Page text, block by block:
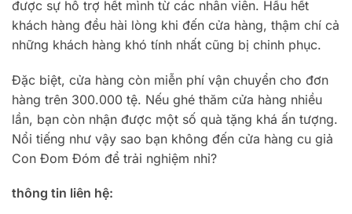
được sự hỗ trợ hết mình từ các nhân viên. Hầu hết
khách hàng đều hài lòng khi đến cửa hàng, thậm chí cả
những khách hàng khó tính nhất cũng bị chinh phục.
Đặc biệt, cửa hàng còn miễn phí vận chuyển cho đơn
hàng trên 300.000 tệ. Nếu ghé thăm cửa hàng nhiều
lần, bạn còn nhận được một số quà tặng khá ấn tượng.
Nổi tiếng như vậy sao bạn không đến cửa hàng cu giả
Con Đom Đóm để trải nghiệm nhỉ?
thông tin liên hệ: